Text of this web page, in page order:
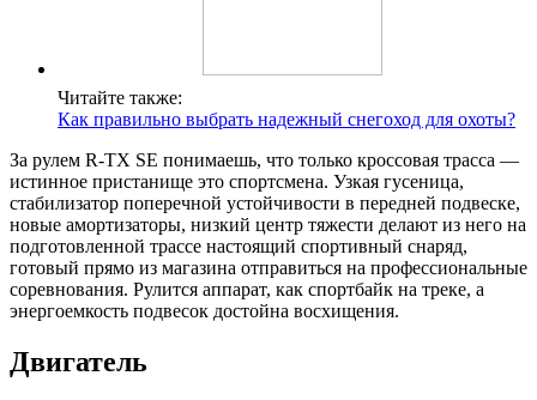
Читайте также:
Как правильно выбрать надежный снегоход для охоты?
За рулем R-TX SE понимаешь, что только кроссовая трасса —
истинное пристанище это спортсмена. Узкая гусеница,
стабилизатор поперечной устойчивости в передней подвеске,
новые амортизаторы, низкий центр тяжести делают из него на
подготовленной трассе настоящий спортивный снаряд,
готовый прямо из магазина отправиться на профессиональные
соревнования. Рулится аппарат, как спортбайк на треке, а
энергоемкость подвесок достойна восхищения.
Двигатель